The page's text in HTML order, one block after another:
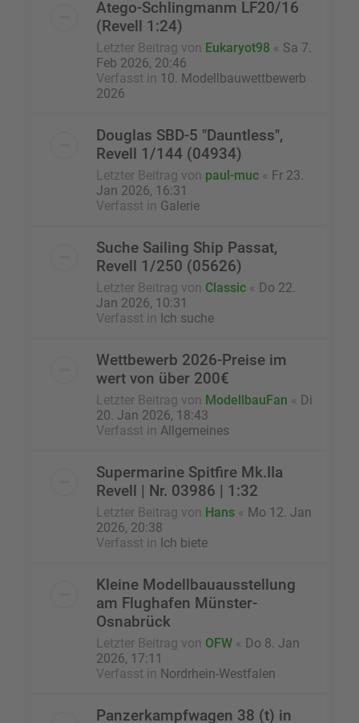
Atego-Schlingmanm LF20/16
(Revell 1:24)
Letzter Beitrag von Eukaryot98 « Sa 7.
Feb 2026, 20:46
Verfasst in 10. Modellbauwettbewerb
2026
Douglas SBD-5 "Dauntless",
Revell 1/144 (04934)
Letzter Beitrag von paul-muc « Fr 23.
Jan 2026, 16:31
Verfasst in Galerie
Suche Sailing Ship Passat,
Revell 1/250 (05626)
Letzter Beitrag von Classic « Do 22.
Jan 2026, 10:31
Verfasst in Ich suche
Wettbewerb 2026-Preise im
wert von über 200€
Letzter Beitrag von ModellbauFan « Di
20. Jan 2026, 18:43
Verfasst in Allgemeines
Supermarine Spitfire Mk.IIa
Revell | Nr. 03986 | 1:32
Letzter Beitrag von Hans « Mo 12. Jan
2026, 20:38
Verfasst in Ich biete
Kleine Modellbauausstellung
am Flughafen Münster-
Osnabrück
Letzter Beitrag von OFW « Do 8. Jan
2026, 17:11
Verfasst in Nordrhein-Westfalen
Panzerkampfwagen 38 (t) in